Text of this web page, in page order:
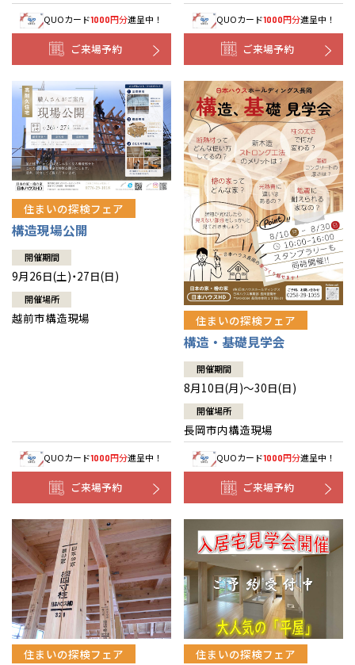
QUOカード1000円分進呈中！
ご来場予約
QUOカード1000円分進呈中！
ご来場予約
住まいの探検フェア
構造現場公開
開催期間
9月26日(土)・27日(日)
開催場所
越前市構造現場
QUOカード1000円分進呈中！
ご来場予約
住まいの探検フェア
構造・基礎見学会
開催期間
8月10日(月)～30日(日)
開催場所
長岡市内構造現場
QUOカード1000円分進呈中！
ご来場予約
住まいの探検フェア 住まいの探検フェア